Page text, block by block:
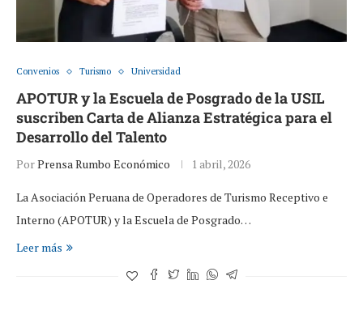
Convenios Turismo Universidad
APOTUR y la Escuela de Posgrado de la USIL
suscriben Carta de Alianza Estratégica para el
Desarrollo del Talento
PorPrensa Rumbo Económico 1 abril, 2026
La Asociación Peruana de Operadores de Turismo Receptivo e
Interno (APOTUR) y la Escuela de Posgrado…
Leer más